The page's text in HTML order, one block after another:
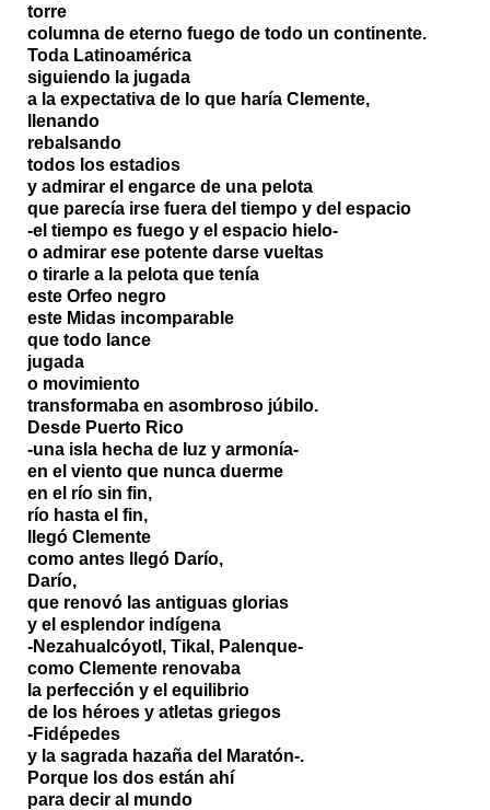
torre
columna de eterno fuego de todo un continente.
Toda Latinoamérica
siguiendo la jugada
a la expectativa de lo que haría Clemente,
llenando
rebalsando
todos los estadios
y admirar el engarce de una pelota
que parecía irse fuera del tiempo y del espacio
-el tiempo es fuego y el espacio hielo-
o admirar ese potente darse vueltas
o tirarle a la pelota que tenía
este Orfeo negro
este Midas incomparable
que todo lance
jugada
o movimiento
transformaba en asombroso júbilo.
Desde Puerto Rico
-una isla hecha de luz y armonía-
en el viento que nunca duerme
en el río sin fin,
río hasta el fin,
llegó Clemente
como antes llegó Darío,
Darío,
que renovó las antiguas glorias
y el esplendor indígena
-Nezahualcóyotl, Tikal, Palenque-
como Clemente renovaba
la perfección y el equilibrio
de los héroes y atletas griegos
-Fidépedes
y la sagrada hazaña del Maratón-.
Porque los dos están ahí
para decir al mundo